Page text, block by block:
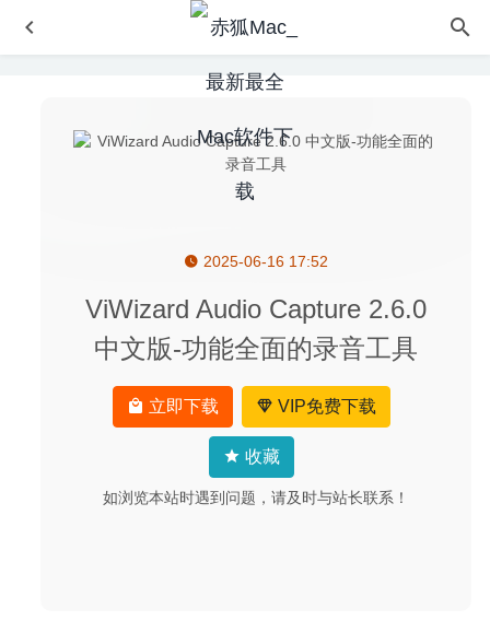
2025-06-16 17:52
ViWizard Audio Capture 2.6.0
中文版-功能全面的录音工具
立即下载 VIP免费下载
收藏
如浏览本站时遇到问题，请及时与站长联系！
liquivid Video Fisheye Removal 1.4.1 中文版-视频鱼眼镜
Bootstrap Studio 5.1.1 – 功能强大的响应式网页设计工具
2020-06-14
Affinity Designer Beta 1.8.3.1 for Mac中文版-最流畅的矢量
2020-03-30
JixiPix Spektrel Art 1.1.8 – 图片锐化处理工具
Photo Sketch 1.8.1 – 专业的照片转素描效果软件